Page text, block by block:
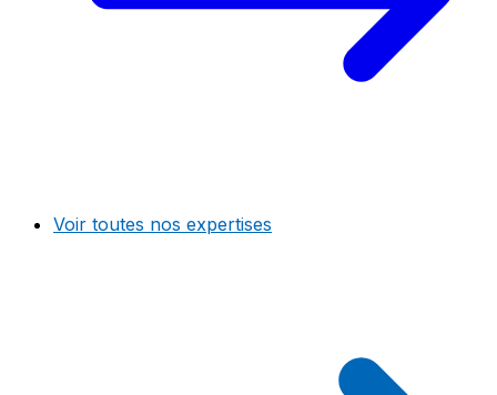
Voir toutes nos expertises